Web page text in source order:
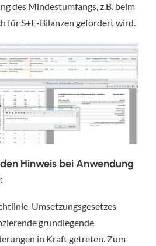
des Mindestumfangs, z.B. beim
für S+E-Bilanzen gefordert wird.
Hinweis bei Anwendung
Umsetzungsgesetzes
grundlegende
in Kraft getreten. Zum